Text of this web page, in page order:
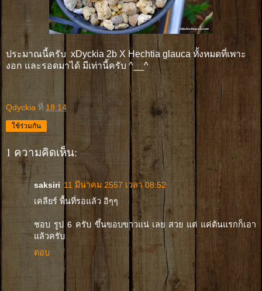
ประมาณนี้ครับ xDyckia 2b X Hechtia glauca ทั้งหมดที่เพาะ
งอก และรอดมาได้ มีเท่านี้ครับ ^__^
Qdyckia ที่ 18:14
ใช้ร่วมกัน
1 ความคิดเห็น:
saksiri 11 มีนาคม 2557 เวลา 08:52
เคลียร์ พื้นที่รอแล้ว อิๆๆ
ชอบ รูป 6 ครับ ขึ้นขอบขาวแน่ เลย สวย แต่ แค่ต้นแรกก็เอา
แล้วครับ
ตอบ